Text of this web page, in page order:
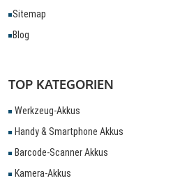
Sitemap
Blog
TOP KATEGORIEN
Werkzeug-Akkus
Handy & Smartphone Akkus
Barcode-Scanner Akkus
Kamera-Akkus